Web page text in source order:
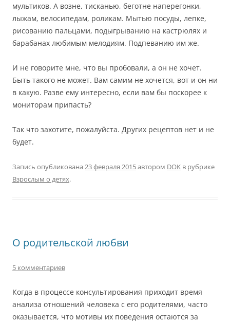
мультиков. А возне, тисканью, беготне наперегонки,
лыжам, велосипедам, роликам. Мытью посуды, лепке,
рисованию пальцами, подыгрыванию на кастрюлях и
барабанах любимым мелодиям. Подпеванию им же.
И не говорите мне, что вы пробовали, а он не хочет.
Быть такого не может. Вам самим не хочется, вот и он ни
в какую. Разве ему интересно, если вам бы поскорее к
мониторам припасть?
Так что захотите, пожалуйста. Других рецептов нет и не
будет.
Запись опубликована 23 февраля 2015автором DOK в рубрике
Взрослым о детях.
О родительской любви
5 комментариев
Когда в процессе консультирования приходит время
анализа отношений человека с его родителями, часто
оказывается, что мотивы их поведения остаются за